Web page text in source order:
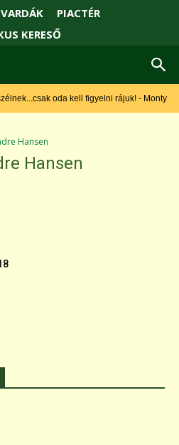
PIACTÉR
KERESŐ
oda kell figyelni rájuk! - Monty Roberts
Hansen
Hansen